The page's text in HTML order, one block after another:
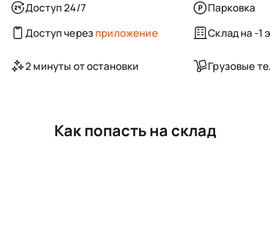
Доступ 24/7
Парковка
Доступ через приложение Склад на -1
2 минуты от остановки Грузовые
Как попасть на склад